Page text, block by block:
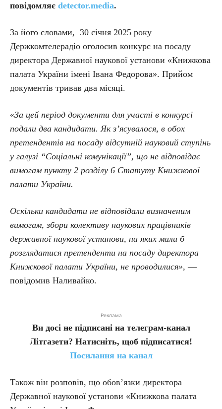
повідомляє detector.media.
За його словами, 30 січня 2025 року
Держкомтелерадіо оголосив конкурс на посаду
директора Державної наукової установи «Книжкова
палата України імені Івана Федорова». Прийом
документів тривав два місяці.
«За цей період документи для участі в конкурсі
подали два кандидати. Як з’ясувалося, в обох
претендентів на посаду відсутній науковий ступінь
у галузі “Соціальні комунікації”, що не відповідає
вимогам пункту 2 розділу 6 Статуту Книжкової
палати України.
Оскільки кандидати не відповідали визначеним
вимогам, збори колективу наукових працівників
державної наукової установи, на яких мали б
розглядатися претенденти на посаду директора
Книжкової палати України, не проводилися», —
повідомив Наливайко.
Реклама
Ви досі не підписані на телеграм-канал
Літгазети? Натисніть, щоб підписатися!
Посилання на канал
Також він розповів, що обов’язки директора
Державної наукової установи «Книжкова палата